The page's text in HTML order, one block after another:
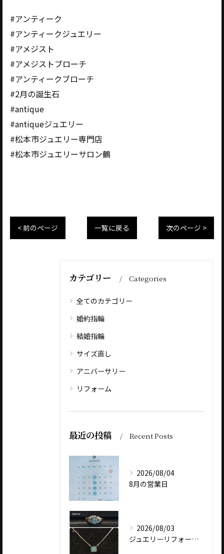
#アンティーク
#アンティークジュエリー
#アメジスト
#アメジストブローチ
#アンティークブローチ
#2月の誕生石
#antique
#antiqueジュエリー
#松本市ジュエリー専門店
#松本市ジュエリーサロン鶴
< 前のページ 一覧に戻る 次のページ >
カテゴリー Categories
全てのカテゴリー
婚約指輪
結婚指輪
サイズ直し
アニバーサリー
リフォーム
最近の投稿 Recent Posts
2026/08/04
8月の営業日
2026/08/03
ジュエリーリフォーム・リペア例